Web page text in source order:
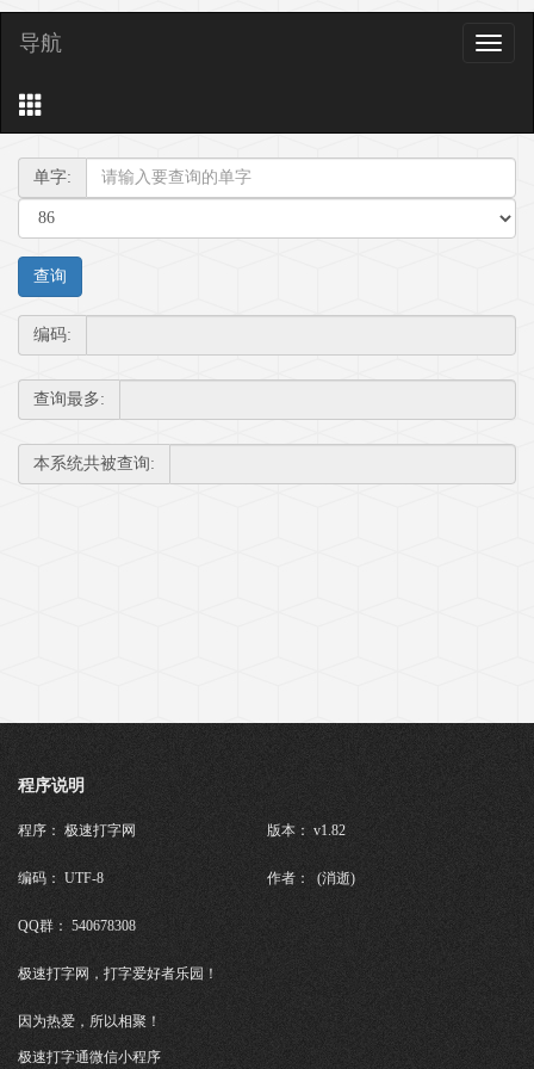
导
导航
单字:
编码:
查询最多:
本系统共被查询:
程序说明
程序： 极速打字网 版本： v1.82
编码： UTF-8 作者： (消逝)
QQ群： 540678308
极速打字网，打字爱好者乐园！
因为热爱，所以相聚！
极速打字通微信小程序